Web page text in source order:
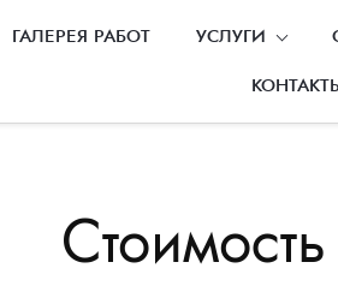
ГАЛЕРЕЯ РАБОТ УСЛУГИ